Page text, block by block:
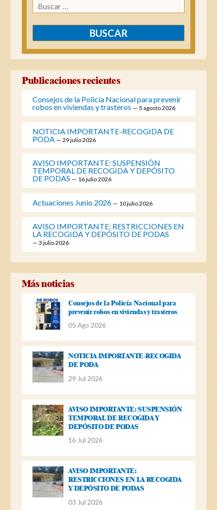
Buscar:
Publicaciones recientes
Consejos de la Policía Nacional para prevenir
robos en viviendas y trasteros
5 agosto 2026
NOTICIA IMPORTANTE-RECOGIDA DE
PODA
29 julio 2026
AVISO IMPORTANTE: SUSPENSIÓN
TEMPORAL DE RECOGIDA Y DEPÓSITO
DE PODAS
16 julio 2026
Actuaciones Junio 2026 10 julio 2026
AVISO IMPORTANTE: RESTRICCIONES EN
LA RECOGIDA Y DEPÓSITO DE PODAS
3 julio 2026
Más noticias
Consejos de la Policía Nacional para
prevenir robos en viviendas y trasteros
05 Ago 2026
NOTICIA IMPORTANTE-RECOGIDA
DE PODA
29 Jul 2026
AVISO IMPORTANTE: SUSPENSIÓN
TEMPORAL DE RECOGIDA Y
DEPÓSITO DE PODAS
16 Jul 2026
AVISO IMPORTANTE:
RESTRICCIONES EN LA RECOGIDA
Y DEPÓSITO DE PODAS
03 Jul 2026